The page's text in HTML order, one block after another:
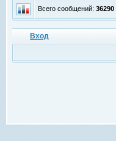
Всего сообщений: 36290
Вход